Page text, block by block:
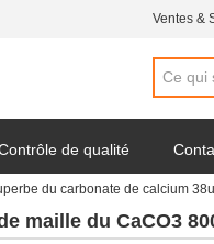
Ventes &
de qualité
du carbonate de calcium
maille du CaCO3